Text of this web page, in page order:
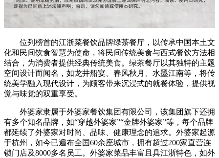
位列榜首的江浙菜餐饮品牌绿茶餐厅，以传承中国本土文
化和民间饮食智慧为使命，将民间传统美食与西式餐饮方法相
结合，为消费者提供经典传统美食。绿茶餐厅以其独特的主题
空间设计而闻名，如龙井船宴、春风秋月、水墨江南等，将传
统美学融入现代设计，为顾客带来沉浸式的就餐体验，提供视
觉与味觉的双重享受。
外婆家隶属于外婆家餐饮集团有限公司，该集团旗下还拥
有多个知名品牌，如“穿越外婆家”“金牌外婆家”等，每个品牌
都延续了外婆家对时尚、品味、健康理念的追求。外婆家起源
于杭州，如今已遍布全国60余座城市，拥有超过200家直营连
锁门店及8000多名员工。外婆家菜品丰富且具江浙特色，如外